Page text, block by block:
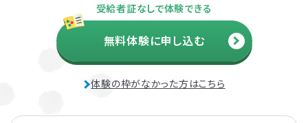
受給者証なしで体験できる
無料体験に申し込む
体験の枠がなかった方はこちら